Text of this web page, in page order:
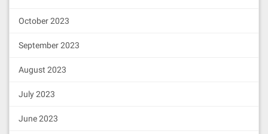
October 2023
September 2023
August 2023
July 2023
June 2023